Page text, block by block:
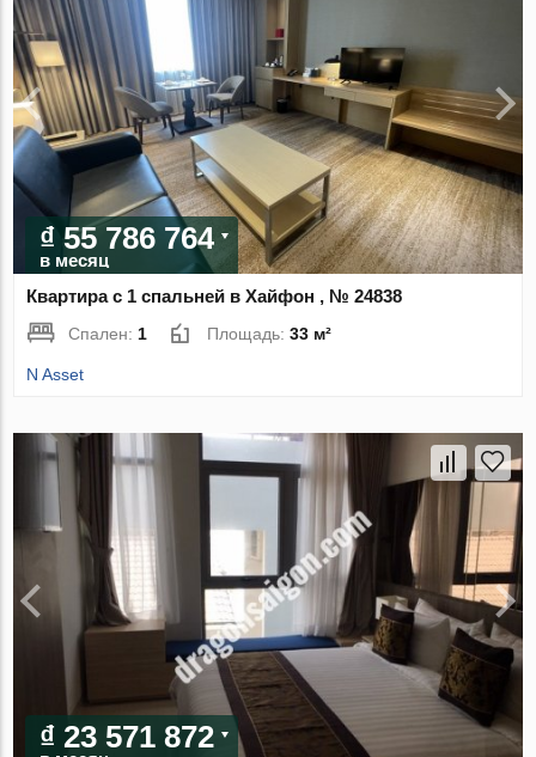
₫ 55 786 764
в месяц
Квартира с 1 спальней в Хайфон , № 24838
Спален:1 Площадь:33 м²
N Asset
₫ 23 571 872